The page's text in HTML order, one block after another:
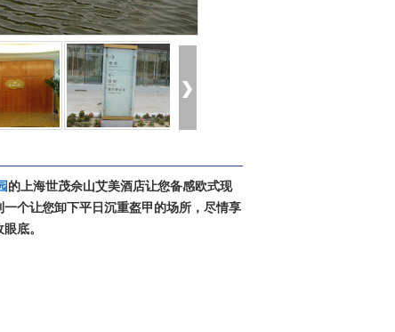
的上海世茂佘山艾美酒店让您备感欧式现
个让您卸下平日沉重盔甲的场所，尽情享
底。